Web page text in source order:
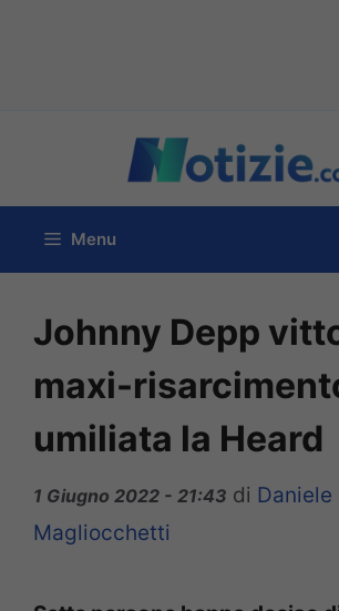
contenuto
Menu
Johnny Depp
maxi-
umiliata la Heard
1 Giugno 2022 - 21:43 di Daniele
Magliocchetti